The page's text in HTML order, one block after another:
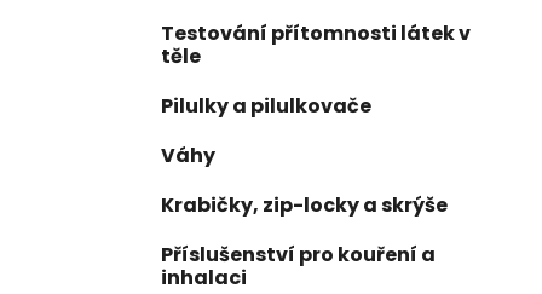
Testování přítomnosti látek v
těle
Pilulky a pilulkovače
Váhy
Krabičky, zip-locky a skrýše
Příslušenství pro kouření a
inhalaci